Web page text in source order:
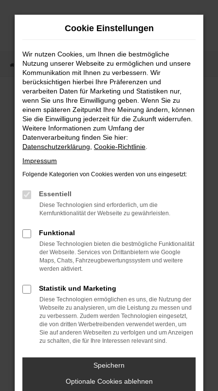
Zum
Startseite Fahrzeugangebote Fahrzeugmarkt
Fahrzeugmarkt
Fehler: Network Error
Beim Laden ist ein Fehler aufgetreten.
Hier sind ein paar Tipps, die dir helfen können:
Überprüfe deine Firewall und deine
Internetverbindung.
deine Suchmaschine?
Prüfe deine Browsererweiterungen.
Manche Erweiterungen, wie Werbeblocker,
können das Laden bestimmter Seiten
anderen Browser oder in einem privaten
Fenster?
Starte dein Gerät neu.
Das kann manchmal helfen,
vorübergehende Probleme zu beheben.
Stelle sicher, dass dein Browser und dein
Betriebssystem auf dem neuesten Stand
Cookie Einstellungen
Wir nutzen Cookies, um Ihnen die bestmögliche
Nutzung unserer Webseite zu ermöglichen und unsere
Kommunikation mit Ihnen zu verbessern. Wir
berücksichtigen hierbei Ihre Präferenzen und
verarbeiten Daten für Marketing und Statistiken nur,
wenn Sie uns Ihre Einwilligung geben. Wenn Sie zu
einem späteren Zeitpunkt Ihre Meinung ändern, können
Sie die Einwilligung jederzeit für die Zukunft widerrufen.
Weitere Informationen zum Umfang der
Datenverarbeitung finden Sie hier:
Datenschutzerklärung Cookie-Richtlinie
Impressum
Folgende Kategorien von Cookies werden von uns eingesetzt:
Essentiell
Diese Technologien sind erforderlich, um die
Kernfunktionalität der Webseite zu gewährleisten.
Funktional
Diese Technologien bieten die bestmögliche Funktionalität
der Webseite. Services von Drittanbietern wie Google
Maps, Chats, Fahrzeugbewertungssystem und weitere
werden aktiviert.
Statistik und Marketing
Diese Technologien ermöglichen es uns, die Nutzung der
Webseite zu analysieren, um die Leistung zu messen und
zu verbessern. Zudem werden Technologien eingesetzt,
die von dritten Werbetreibenden verwendet werden, um
Sie auf anderen Webseiten zu verfolgen und um Anzeigen
zu schalten, die für Ihre Interessen relevant sind.
Speichern
Optionale Cookies ablehnen